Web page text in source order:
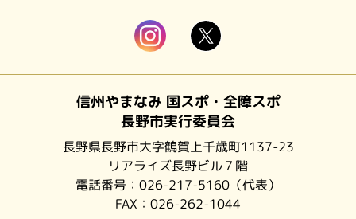
信州やまなみ 国スポ・全障スポ
長野市実行委員会
長野県長野市大字鶴賀上千歳町1137-23
リアライズ長野ビル７階
電話番号： 026-217-5160 （代表）
FAX：026-262-1044